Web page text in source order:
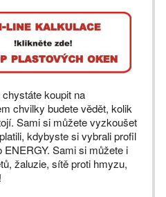
koupit na
chvilky budete vědět, kolik
Sami si můžete vyzkoušet
kdybyste si vybrali profil
Sami si můžete i
žaluzie, sítě proti hmyzu,